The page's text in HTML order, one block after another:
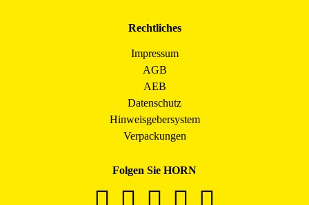
Rechtliches
Impressum
AGB
AEB
Datenschutz
Hinweisgebersystem
Verpackungen
Folgen Sie HORN